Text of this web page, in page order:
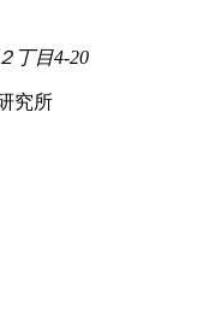
丁目4-20
究所